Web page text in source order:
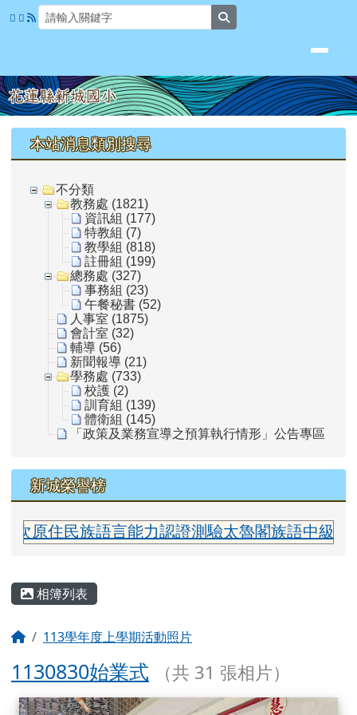
跳至主內容區
花蓮縣新城國小
上中區域內容
本站消息類別搜尋
不分類
教務處 (1821)
資訊組 (177)
特教組 (7)
教學組 (818)
註冊組 (199)
總務處 (327)
事務組 (23)
午餐秘書 (52)
人事室 (1875)
會計室 (32)
輔導 (56)
新聞報導 (21)
學務處 (733)
校護 (2)
訓育組 (139)
體衛組 (145)
「政策及業務宣導之預算執行情形」公告專區
新城榮譽榜
驗太魯閣族語中級合格 指導老師:簡月美老師
主內容區域
相簿列表
回首頁113學年度上學期活動照片
1130830始業式 （共 31 張相片）
相簿列表
頁尾區域